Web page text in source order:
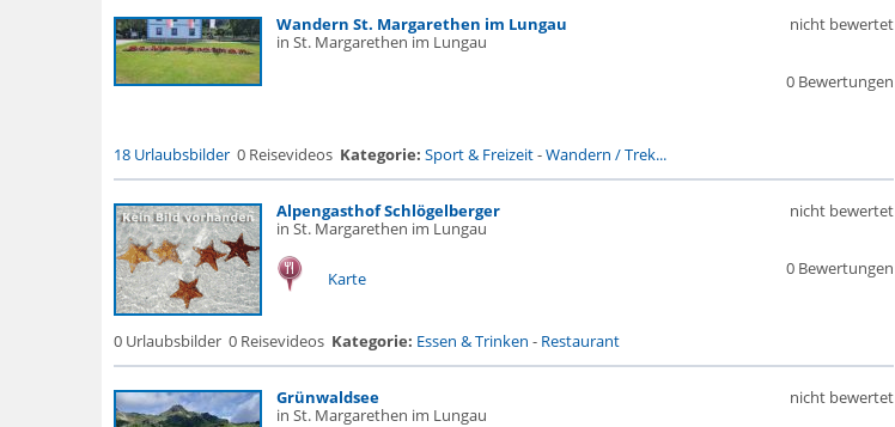
Wandern St. Margarethen im Lungau
in St. Margarethen im Lungau
0 Bewertungen
nicht bewertet
18 Urlaubsbilder 0 Reisevideos Kategorie: Sport & Freizeit-Wandern / Trek...
Alpengasthof Schlögelberger
in St. Margarethen im Lungau
Karte 0 Bewertungen
nicht bewertet
0 Urlaubsbilder 0 Reisevideos Kategorie: Essen & Trinken - Restaurant
Grünwaldsee
in St. Margarethen im Lungau
nicht bewertet